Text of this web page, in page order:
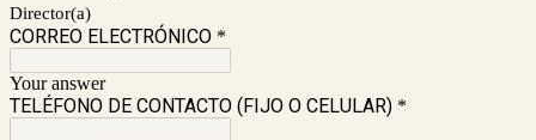
Director(a)
CORREO ELECTRÓNICO *
Your answer
TELÉFONO DE CONTACTO (FIJO O CELULAR) *